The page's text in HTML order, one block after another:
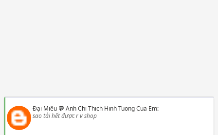
Đại Miêu💬 Anh Chi Thich Hinh Tuong Cua Em:
sao tải hết được r v shop